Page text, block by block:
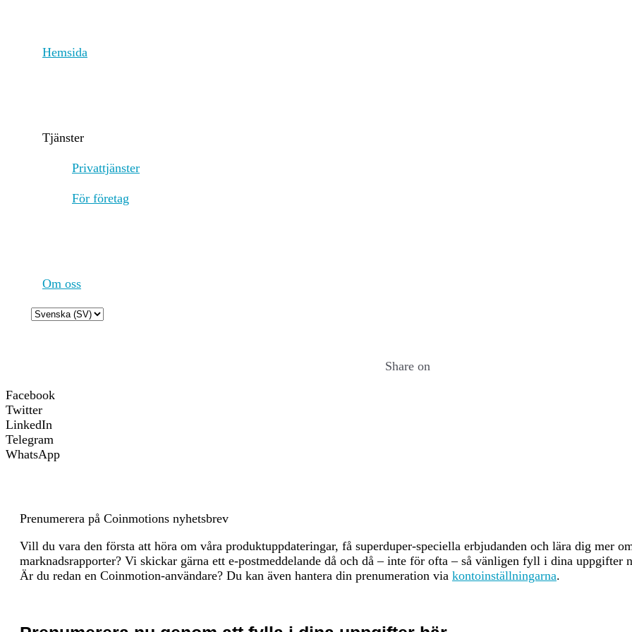
Växthusgasintensitet
Viktiga energikällor och metoder
World in Data, see citation. The intensity is calculated as the marginal energy
Viktiga växthusgaskällor och metoder
Hemsida
Tjänster
Privattjänster
För företag
Om oss
Choose
Share on
Facebook
Twitter
LinkedIn
Telegram
WhatsApp
Prenumerera på Coinmotions nyhetsbrev
Vill du vara den första att höra om våra produktuppdateringar, få superduper-speciella erbjudanden och lära dig mer
marknadsrapporter? Vi skickar gärna ett e-postmeddelande då och då – inte för ofta – så vänligen fyll i dina uppgifter
Är du redan en Coinmotion-användare? Du kan även hantera din prenumeration via kontoinställningarna.